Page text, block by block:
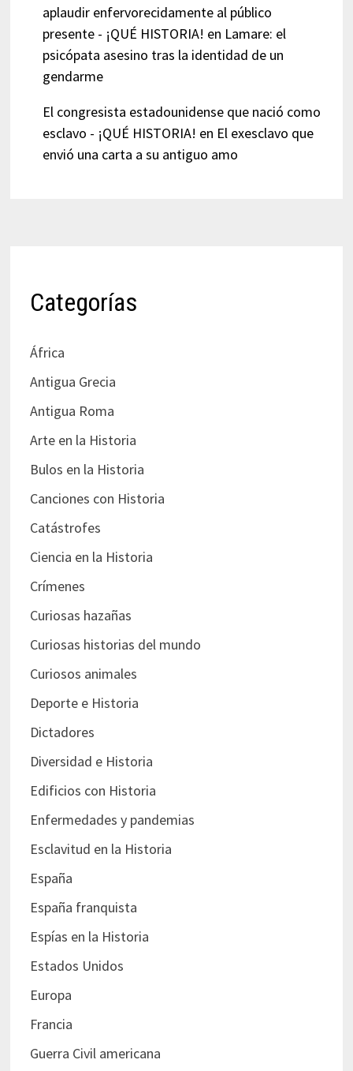
aplaudir enfervorecidamente al público
presente - ¡QUÉ HISTORIA! en Lamare: el
psicópata asesino tras la identidad de un
gendarme
El congresista estadounidense que nació como
esclavo - ¡QUÉ HISTORIA! en El exesclavo que
envió una carta a su antiguo amo
Categorías
África
Antigua Grecia
Antigua Roma
Arte en la Historia
Bulos en la Historia
Canciones con Historia
Catástrofes
Ciencia en la Historia
Crímenes
Curiosas hazañas
Curiosas historias del mundo
Curiosos animales
Deporte e Historia
Dictadores
Diversidad e Historia
Edificios con Historia
Enfermedades y pandemias
Esclavitud en la Historia
España
España franquista
Espías en la Historia
Estados Unidos
Europa
Francia
Guerra Civil americana